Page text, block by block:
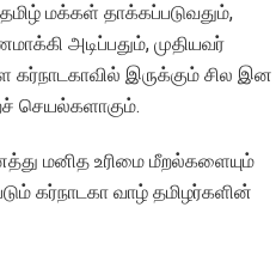
மக்கள் தாக்கப்படுவதும்,
அடிப்பதும், முதியவர்
இருக்கும் சில இன
செயல்களாகும்.
மனித உரிமை மீறல்களையும்
கர்நாடகா வாழ் தமிழர்களின்